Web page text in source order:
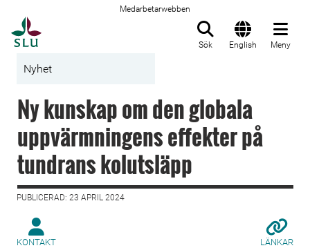
Medarbetarwebben
Sök English Meny
Nyhet
Ny kunskap om den globala
uppvärmningens effekter på
tundrans kolutsläpp
PUBLICERAD: 23 APRIL 2024
KONTAKT LÄNKAR